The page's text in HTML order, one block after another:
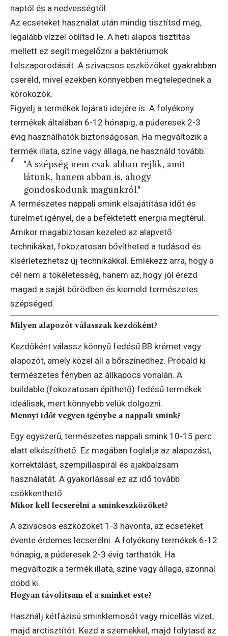
naptól és a nedvességtől.
Az ecseteket használat után mindig tisztítsd meg,
legalább vízzel öblítsd le. A heti alapos tisztítás
mellett ez segít megelőzni a baktériumok
felszaporodását. A szivacsos eszközöket gyakrabban
cseréld, mivel ezekben könnyebben megtelepednek a
kórokozók.
Figyelj a termékek lejárati idejére is. A folyékony
termékek általában 6-12 hónapig, a púderesek 2-3
évig használhatók biztonságosan. Ha megváltozik a
termék illata, színe vagy állaga, ne használd tovább.
"A szépség nem csak abban rejlik, amit
látunk, hanem abban is, ahogy
gondoskodunk magunkról."
A természetes nappali smink elsajátítása időt és
türelmet igényel, de a befektetett energia megtérül.
Amikor magabiztosan kezeled az alapvető
technikákat, fokozatosan bővítheted a tudásod és
kísérletezhetsz új technikákkal. Emlékezz arra, hogy a
cél nem a tökéletesség, hanem az, hogy jól érezd
magad a saját bőrödben és kiemeld természetes
szépséged.
Milyen alapozót válasszak kezdőként?
Kezdőként válassz könnyű fedésű BB krémet vagy
alapozót, amely közel áll a bőrszínedhez. Próbáld ki
természetes fényben az állkapocs vonalán. A
buildable (fokozatosan építhető) fedésű termékek
ideálisak, mert könnyebb velük dolgozni.
Mennyi időt vegyen igénybe a nappali smink?
Egy egyszerű, természetes nappali smink 10-15 perc
alatt elkészíthető. Ez magában foglalja az alapozást,
korrektálást, szempillaspirál és ajakbalzsam
használatát. A gyakorlással ez az idő tovább
csökkenthető.
Mikor kell lecserélni a sminkeszközöket?
A szivacsos eszközöket 1-3 havonta, az ecseteket
évente érdemes lecserélni. A folyékony termékek 6-12
hónapig, a púderesek 2-3 évig tarthatók. Ha
megváltozik a termék illata, színe vagy állaga, azonnal
dobd ki.
Hogyan távolítsam el a sminket este?
Használj kétfázisú sminklemosót vagy micellás vizet,
majd arctisztítót. Kezd a szemekkel, majd folytasd az